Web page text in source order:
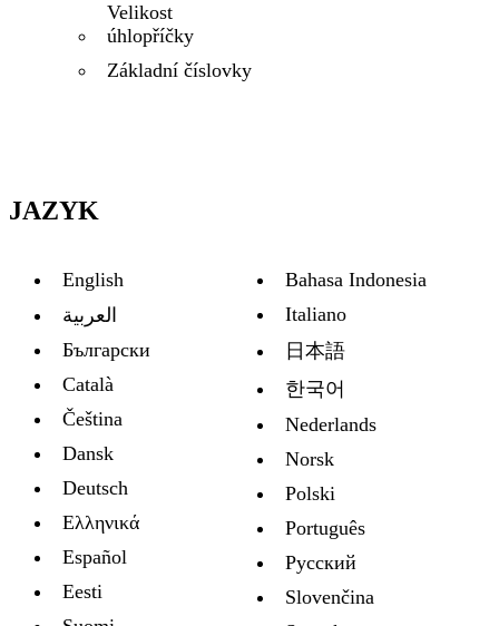
Velikost
úhlopříčky
Základní číslovky
JAZYK
English
العربية
Български
Català
Čeština
Dansk
Deutsch
Ελληνικά
Español
Eesti
Bahasa Indonesia
Italiano
日本語
한국어
Nederlands
Norsk
Polski
Português
Русский
Slovenčina